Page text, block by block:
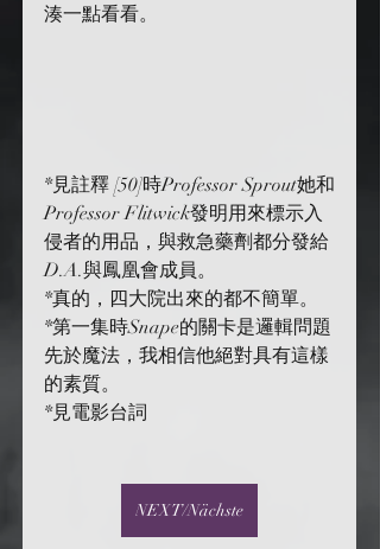
湊一點看看。
*見註釋 [50]時Professor Sprout她和
Professor Flitwick發明用來標示入
侵者的用品，與救急藥劑都分發給
D.A.與鳳凰會成員。
*真的，四大院出來的都不簡單。
*第一集時Snape的關卡是邏輯問題
先於魔法，我相信他絕對具有這樣
的素質。
*見電影台詞
NEXT/Nächste